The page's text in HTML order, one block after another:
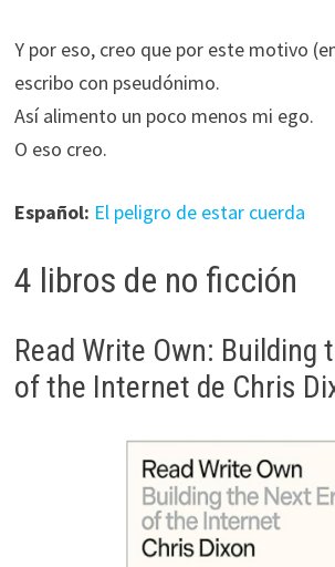
Y por eso, creo que por este motivo
escribo con pseudónimo.
Así alimento un poco menos mi ego.
O eso creo.
Español: El peligro de estar cuerda
4 libros de no ficción
Read Write Own: Building
of the Internet de Chris